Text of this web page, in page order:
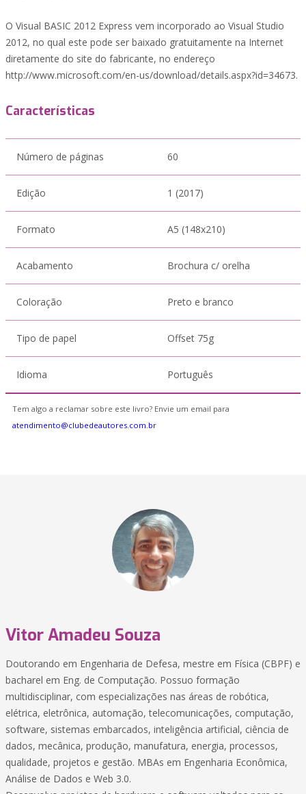
O Visual BASIC 2012 Express vem incorporado ao Visual Studio
2012, no qual este pode ser baixado gratuitamente na Internet
diretamente do site do fabricante, no endereço
http://www.microsoft.com/en-us/download/details.aspx?id=34673.
Características
Número de páginas 60
Edição 1 (2017)
Formato A5 (148x210)
Acabamento Brochura c/ orelha
Coloração Preto e branco
Tipo de papel Offset 75g
Idioma Português
Tem algo a reclamar sobre este livro? Envie um email para
atendimento@clubedeautores.com.br
Vitor Amadeu Souza
Doutorando em Engenharia de Defesa, mestre em Física (CBPF) e
bacharel em Eng. de Computação. Possuo formação
multidisciplinar, com especializações nas áreas de robótica,
elétrica, eletrônica, automação, telecomunicações, computação,
software, sistemas embarcados, inteligência artificial, ciência de
dados, mecânica, produção, manufatura, energia, processos,
qualidade, projetos e gestão. MBAs em Engenharia Econômica,
Análise de Dados e Web 3.0.